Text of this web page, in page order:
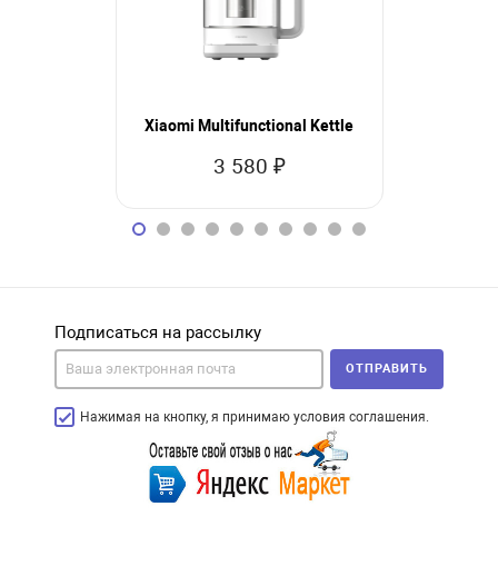
Xiaomi Multifunctional Kettle
3 580 ₽
Подписаться на рассылку
Нажимая на кнопку, я принимаю условия соглашения.
ОТПРАВИТЬ